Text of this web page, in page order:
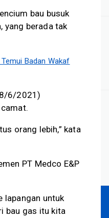
bau busuk
yang berada tak
Badan Wakaf
6/2021)
orang lebih,” kata
PT Medco E&P
lapangan untuk
bau gas itu kita